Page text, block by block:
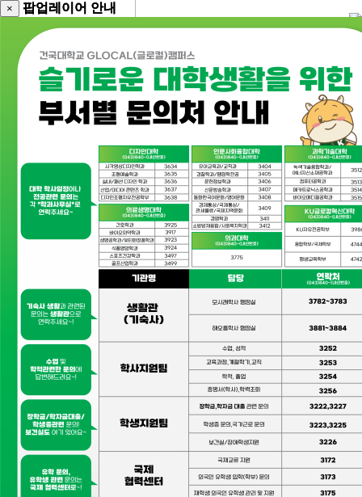
× 팝업레이어 안내
× 팝업레이어 안내
건국대학교
상담참여 후기 로그인 회원가입
센터소개
센터안내
함께하는 분들
이용안내 및 절차
상담과 심리검사
개인상담
집단상담
위기상담
심리검사
온라인상담
[2026-1] 대인관계 집단상담 참…
☆2026학년도 11기 또래상담자 모…
[2025] KU직장인家 함께하는 마…
[2025-2 동계방학] 단축근무 운…
상담신청
건국대 학생상담센터